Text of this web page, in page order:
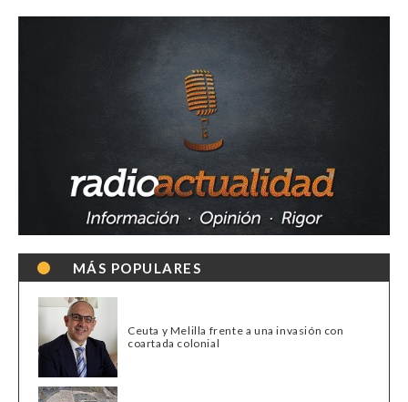
MÁS POPULARES
Ceuta y Melilla frente a una invasión con
coartada colonial